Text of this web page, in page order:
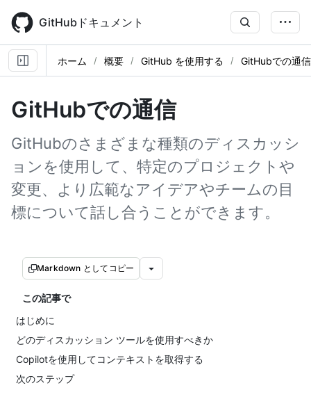
main
content
GitHubドキュメント
ホーム 概要 GitHub を使用する GitHubでの通信
GitHubでの通信
GitHubのさまざまな種類のディスカッシ
ョンを使用して、特定のプロジェクトや
変更、より広範なアイデアやチームの目
標について話し合うことができます。
Markdown としてコピー
この記事で
はじめに
どのディスカッション ツールを使用すべきか
Copilotを使用してコンテキストを取得する
次のステップ